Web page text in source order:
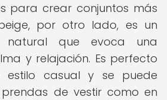
para crear conjuntos más
por otro lado, es un
que evoca una
y relajación. Es perfecto
casual y se puede
de vestir como en